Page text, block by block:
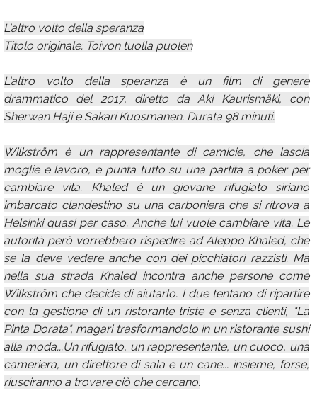
L'altro volto della speranza
Titolo originale: Toivon tuolla puolen
L'altro volto della speranza è un film di genere
drammatico del 2017, diretto da Aki Kaurismäki, con
Sherwan Haji e Sakari Kuosmanen. Durata 98 minuti.
Wilkström è un rappresentante di camicie, che lascia
moglie e lavoro, e punta tutto su una partita a poker per
cambiare vita. Khaled è un giovane rifugiato siriano
imbarcato clandestino su una carboniera che si ritrova a
Helsinki quasi per caso. Anche lui vuole cambiare vita. Le
autorità però vorrebbero rispedire ad Aleppo Khaled, che
se la deve vedere anche con dei picchiatori razzisti. Ma
nella sua strada Khaled incontra anche persone come
Wilkström che decide di aiutarlo. I due tentano di ripartire
con la gestione di un ristorante triste e senza clienti, "La
Pinta Dorata", magari trasformandolo in un ristorante sushi
alla moda...Un rifugiato, un rappresentante, un cuoco, una
cameriera, un direttore di sala e un cane... insieme, forse,
riusciranno a trovare ciò che cercano.